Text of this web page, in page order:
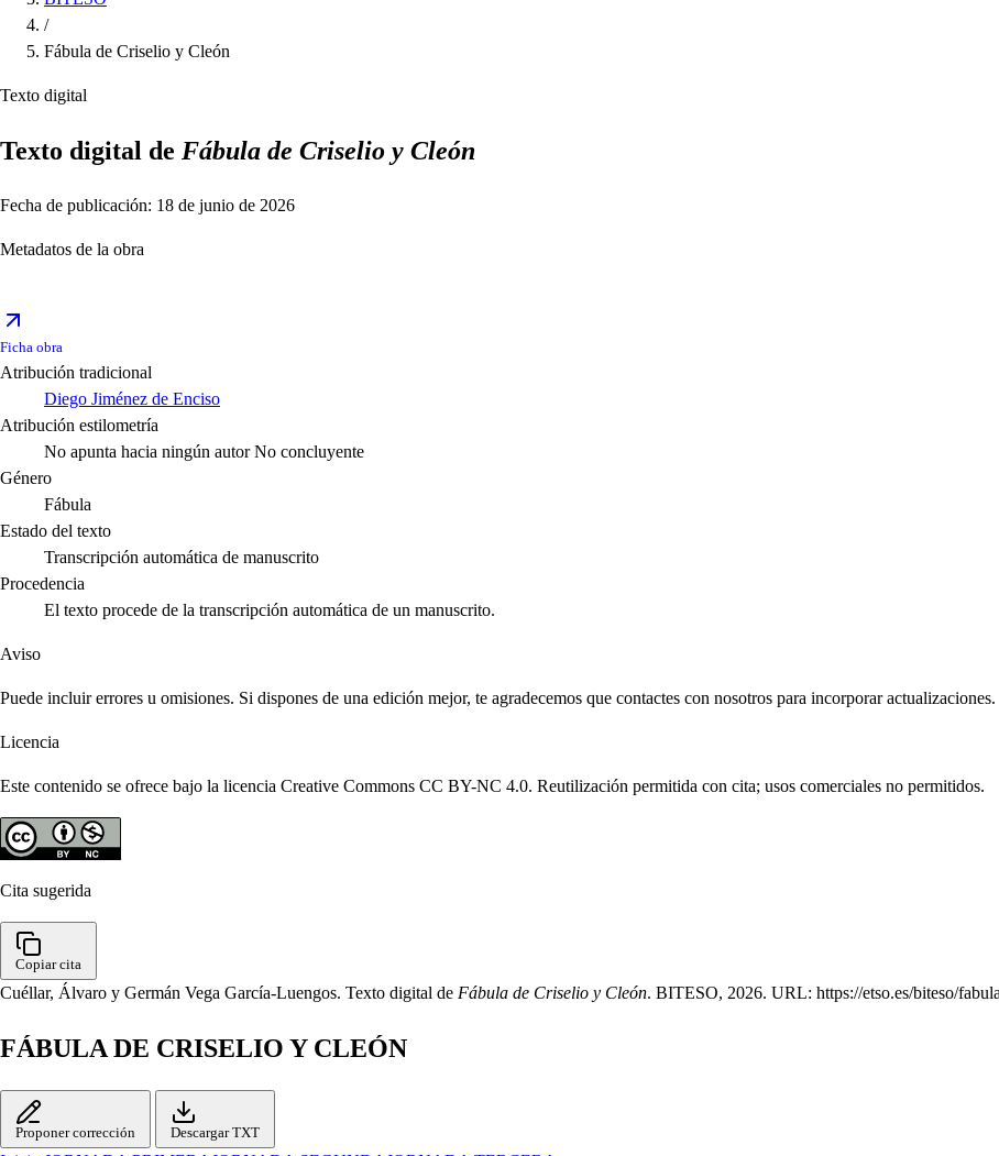
/
Fábula de Criselio y Cleón
Texto digital
Texto digital de Fábula de Criselio y Cleón
Fecha de publicación: 18 de junio de 2026
Metadatos de la obra
Ficha obra
Atribución tradicional
Diego Jiménez de Enciso
Atribución estilometría
No apunta hacia ningún autor No concluyente
Género
Fábula
Estado del texto
Transcripción automática de manuscrito
Procedencia
El texto procede de la transcripción automática de un manuscrito.
Aviso
Puede incluir errores u omisiones. Si dispones de una edición mejor, te agradecemos que contactes con nosotros para incorporar actualizaciones.
Licencia
Este contenido se ofrece bajo la licencia Creative Commons CC BY-NC 4.0. Reutilización permitida con cita; usos comerciales no permitidos.
Cita sugerida
Copiar cita
Cuéllar, Álvaro y Germán Vega García-Luengos. Texto digital de Fábula de Criselio y Cleón. BITESO, 2026. URL: https://etso.es/biteso/
FÁBULA DE CRISELIO Y CLEÓN
Proponer corrección Descargar TXT